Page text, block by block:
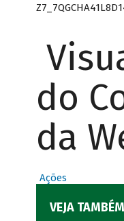
do
da
Ações
VEJA TAMBÉM